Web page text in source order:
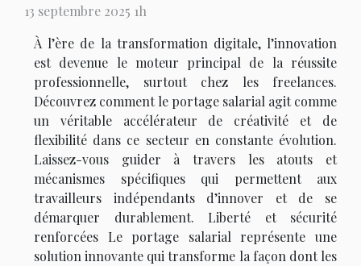
13 septembre 2025 1h
À l’ère de la transformation digitale, l’innovation
est devenue le moteur principal de la réussite
professionnelle, surtout chez les freelances.
Découvrez comment le portage salarial agit comme
un véritable accélérateur de créativité et de
flexibilité dans ce secteur en constante évolution.
Laissez-vous guider à travers les atouts et
mécanismes spécifiques qui permettent aux
travailleurs indépendants d’innover et de se
démarquer durablement. Liberté et sécurité
renforcées Le portage salarial représente une
solution innovante qui transforme la façon dont les